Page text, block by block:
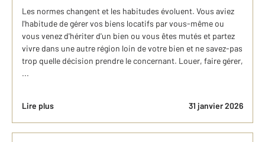
Les normes changent et les habitudes évoluent. Vous aviez
l'habitude de gérer vos biens locatifs par vous-même ou
vous venez d'hériter d'un bien ou vous êtes mutés et partez
vivre dans une autre région loin de votre bien et ne savez-pas
trop quelle décision prendre le concernant. Louer, faire gérer,
...
Lire plus 31 janvier 2026